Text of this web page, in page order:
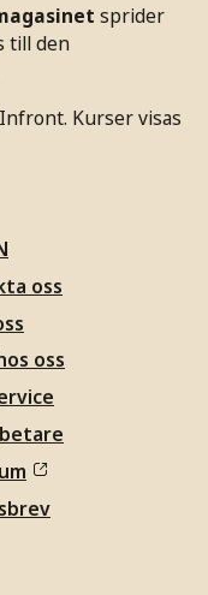
sprider
till den
Kurser visas
oss
oss